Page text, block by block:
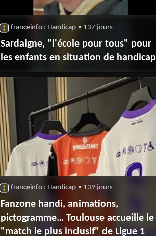
franceinfo : Handicap • 137 jours
Sardaigne, "l'école pour tous" pour
les enfants en situation de handicap
franceinfo : Handicap • 139 jours
Fanzone handi, animations,
pictogramme… Toulouse accueille le
"match le plus inclusif" de Ligue 1